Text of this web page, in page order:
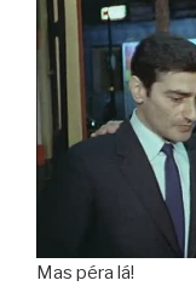
Mas péra lá!